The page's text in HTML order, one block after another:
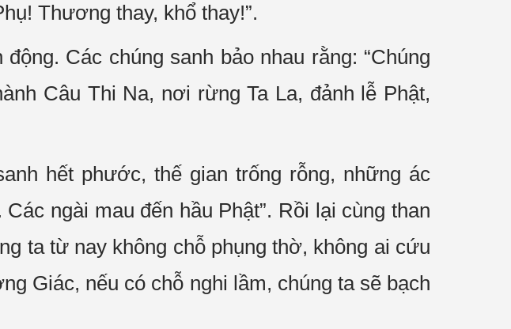
Thương thay, khổ thay!”.
Các chúng sanh bảo nhau rằng: “Chúng
Câu Thi Na, nơi rừng Ta La, đảnh lễ Phật,
hết phước, thế gian trống rỗng, những ác
ngài mau đến hầu Phật”. Rồi lại cùng than
ta từ nay không chỗ phụng thờ, không ai cứu
Giác, nếu có chỗ nghi lầm, chúng ta sẽ bạch